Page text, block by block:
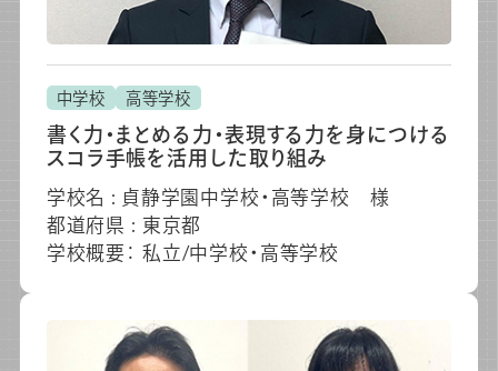
中学校 高等学校
書く力・まとめる力・表現する力を身につける
スコラ手帳を活用した取り組み
学校名 : 貞静学園中学校・高等学校 様
都道府県 : 東京都
学校概要： 私立/中学校・高等学校